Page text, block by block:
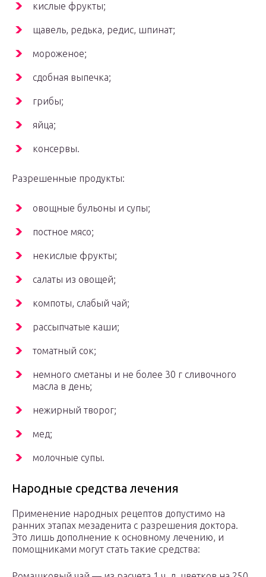
кислые фрукты;
щавель, редька, редис, шпинат;
мороженое;
сдобная выпечка;
грибы;
яйца;
консервы.
Разрешенные продукты:
овощные бульоны и супы;
постное мясо;
некислые фрукты;
салаты из овощей;
компоты, слабый чай;
рассыпчатые каши;
томатный сок;
немного сметаны и не более 30 г сливочного
масла в день;
нежирный творог;
мед;
молочные супы.
Народные средства лечения
Применение народных рецептов допустимо на
ранних этапах мезаденита с разрешения доктора.
Это лишь дополнение к основному лечению, и
помощниками могут стать такие средства: